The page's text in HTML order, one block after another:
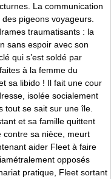
La communication
pigeons voyageurs.
traumatisants : la
sans espoir avec son
qui s’est soldé par
à la femme du
sa libido ! Il fait une cour
isolée socialement
tout se sait sur une île.
et sa famille quittent
contre sa nièce, meurt
aider Fleet à faire
opposés
pratique, Fleet sortant